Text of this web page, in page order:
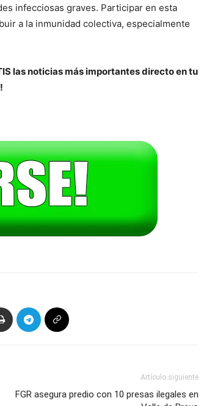
infecciosas graves. Participar en esta
a la inmunidad colectiva, especialmente
las noticias más importantes directo en tu
Artículo siguiente
FGR asegura predio con 10 presas ilegales en